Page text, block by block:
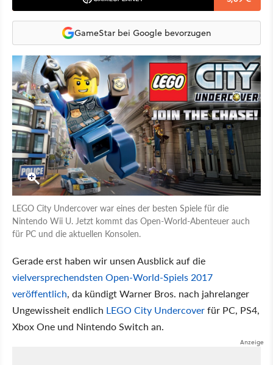
GameStar bei Google bevorzugen
LEGO City Undercover war eines der besten Spiele für die
Nintendo Wii U. Jetzt kommt das Open-World-Abenteuer auch
für PC und die aktuellen Konsolen.
Gerade erst haben wir unsen Ausblick auf die
vielversprechendsten Open-World-Spiels 2017
veröffentlich, da kündigt Warner Bros. nach jahrelanger
Ungewissheit endlich LEGO City Undercoverfür PC, PS4,
Xbox One und Nintendo Switch an.